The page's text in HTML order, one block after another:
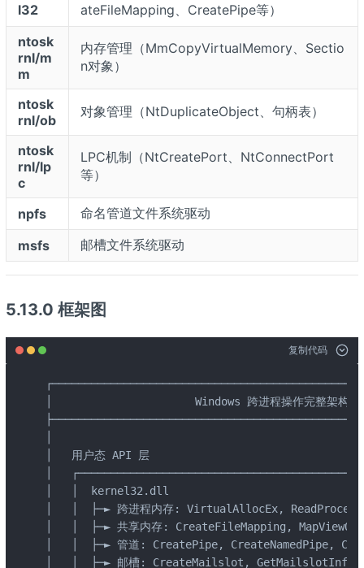
l32
ateFileMapping、CreatePipe等）
ntosk
rnl/m
m
内存管理（MmCopyVirtualMemory、Sectio
n对象）
ntosk
rnl/ob
对象管理（NtDuplicateObject、句柄表）
ntosk
rnl/lp
c
LPC机制（NtCreatePort、NtConnectPort
等）
npfs
命名管道文件系统驱动
msfs
邮槽文件系统驱动
5.13.0 框架图
复制代码
│                      Windows 跨进程操作完
│   用户态 API 层
│
│   │  kernel32.dll
│   │  ├─► 跨进程内存: VirtualAllocEx,
│   │  ├─► 共享内存: CreateFileMapping,
│   │  ├─► 管道: CreatePipe,
│   │  ├─► 邮槽: CreateMailslot,